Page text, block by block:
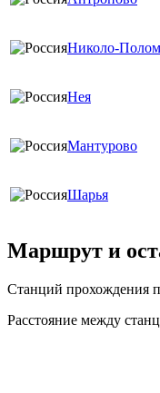
Николо-
Нея
Мантурово
Шарья
Маршрут и
Станций прохождения
Расстояние между